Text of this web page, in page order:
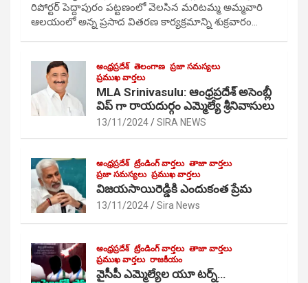
రిపోర్టర్ పెద్దాపురం పట్టణంలో వెలసిన మరిటమ్మ అమ్మవారి
ఆలయంలో అన్న ప్రసాద వితరణ కార్యక్రమాన్ని శుక్రవారం…
ఆంధ్రప్రదేశ్ తెలంగాణ ప్రజా సమస్యలు
ప్రముఖ వార్తలు
MLA Srinivasulu: ఆంధ్రప్రదేశ్ అసెంబ్లీ
విప్ గా రాయదుర్గం ఎమ్మెల్యే శ్రీనివాసులు
13/11/2024 SIRA NEWS
ఆంధ్రప్రదేశ్ ట్రేండింగ్ వార్తలు తాజా వార్తలు
ప్రజా సమస్యలు ప్రముఖ వార్తలు
విజయసాయిరెడ్డికి ఎందుకంత ప్రేమ
13/11/2024 Sira News
ఆంధ్రప్రదేశ్ ట్రేండింగ్ వార్తలు తాజా వార్తలు
ప్రముఖ వార్తలు రాజకీయం
వైసీపీ ఎమ్మెల్యేల యూ టర్న్…